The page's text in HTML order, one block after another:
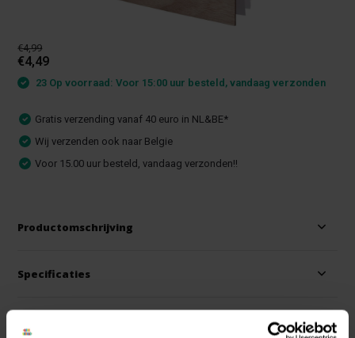
€4,99
€4,49
23 Op voorraad: Voor 15:00 uur besteld, vandaag verzonden
Gratis verzending vanaf 40 euro in NL&BE*
Wij verzenden ook naar Belgie
Voor 15.00 uur besteld, vandaag verzonden!!
Productomschrijving
Specificaties